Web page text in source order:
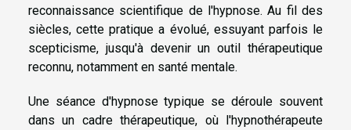
reconnaissance scientifique de l'hypnose. Au fil des
siècles, cette pratique a évolué, essuyant parfois le
scepticisme, jusqu'à devenir un outil thérapeutique
reconnu, notamment en santé mentale.
Une séance d'hypnose typique se déroule souvent
dans un cadre thérapeutique, où l'hypnothérapeute